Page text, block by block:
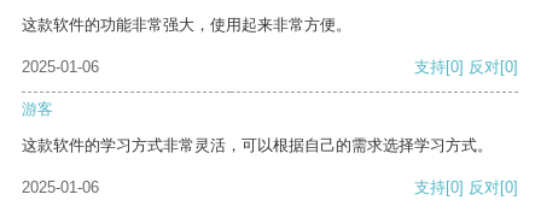
这款软件的功能非常强大，使用起来非常方便。
2025-01-06 支持[0] 反对[0]
游客
这款软件的学习方式非常灵活，可以根据自己的需求选择学习方式。
2025-01-06 支持[0] 反对[0]